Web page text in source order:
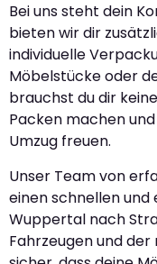
Bei uns steht dein
bieten wir dir
individuelle
Möbelstücke oder
brauchst du dir
Packen machen
Umzug freuen.
Unser Team von
einen schnellen
Wuppertal nach
Fahrzeugen und